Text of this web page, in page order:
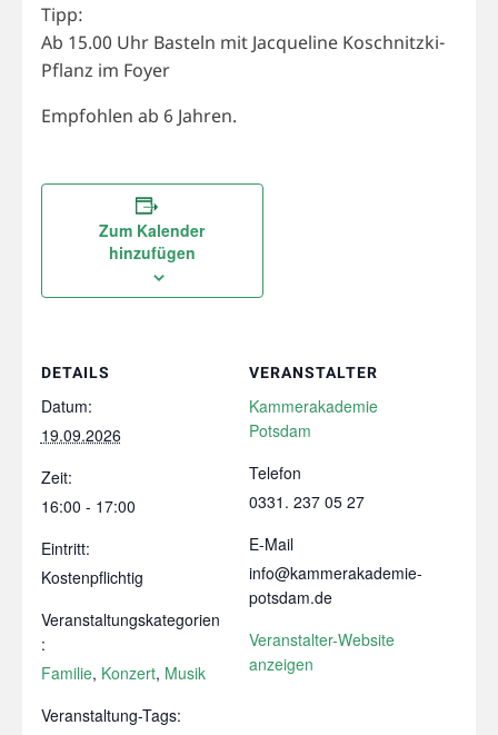
Tipp:
Ab 15.00 Uhr Basteln mit Jacqueline Koschnitzki-
Pflanz im Foyer
Empfohlen ab 6 Jahren.
Zum Kalender
hinzufügen
DETAILS
Datum:
19.09.2026
Zeit:
16:00 - 17:00
Eintritt:
Kostenpflichtig
Veranstaltungskategorien
:
Familie, Konzert, Musik
Veranstaltung-Tags:
VERANSTALTER
Kammerakademie
Potsdam
Telefon
0331. 237 05 27
E-Mail
info@kammerakademie-
potsdam.de
Veranstalter-Website
anzeigen